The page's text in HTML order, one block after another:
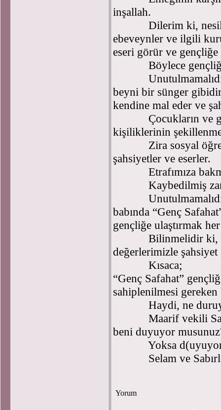
inşallah.
Dilerim ki,
ebeveynler ve ilgili
eseri görür ve gençliğe
Böylece gençliğe
Unutulmamalıdır
beyni bir sünger
kendine mal eder ve
Çocukların ve
kişiliklerinin
Zira sosyal
şahsiyetler ve eserler.
Etrafımıza
Kaybedilmiş
Unutulmamalıdır
babında “Genç
gençliğe ulaştırmak
Bilinmelidir ki,
değerlerimizle
Kısaca;
“Genç Safahat”
sahiplenilmesi gereken
Haydi, ne
Maarif vekili
beni duyuyor
Yoksa d(uyuyor
Selam ve
Yorum